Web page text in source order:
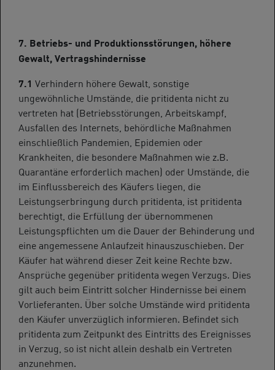
7. Betriebs- und Produktionsstörungen, höhere
Gewalt, Vertragshindernisse
7.1 Verhindern höhere Gewalt, sonstige
ungewöhnliche Umstände, die pritidenta nicht zu
vertreten hat (Betriebsstörungen, Arbeitskampf,
Ausfallen des Internets, behördliche Maßnahmen
einschließlich Pandemien, Epidemien oder
Krankheiten, die besondere Maßnahmen wie z.B.
Quarantäne erforderlich machen) oder Umstände, die
im Einflussbereich des Käufers liegen, die
Leistungserbringung durch pritidenta, ist pritidenta
berechtigt, die Erfüllung der übernommenen
Leistungspflichten um die Dauer der Behinderung und
eine angemessene Anlaufzeit hinauszuschieben. Der
Käufer hat während dieser Zeit keine Rechte bzw.
Ansprüche gegenüber pritidenta wegen Verzugs. Dies
gilt auch beim Eintritt solcher Hindernisse bei einem
Vorlieferanten. Über solche Umstände wird pritidenta
den Käufer unverzüglich informieren. Befindet sich
pritidenta zum Zeitpunkt des Eintritts des Ereignisses
in Verzug, so ist nicht allein deshalb ein Vertreten
anzunehmen.